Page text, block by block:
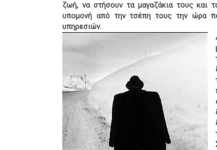
ζωή, να στήσουν τα μαγαζάκια τους και
υπομονή από την τσέπη τους την ώρα
υπηρεσιών.